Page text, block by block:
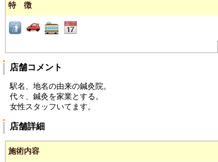
特 徴
店舗コメント
駅名、地名の由来の鍼灸院。
代々、鍼灸を家業とする。
女性スタッフいてます。
店舗詳細
施術内容